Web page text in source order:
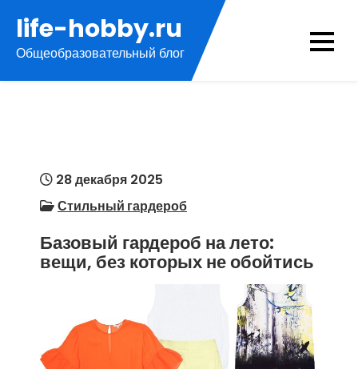
содержимому
life-hobby.ru
Общеобразовательный блог
28 декабря 2025
Стильный гардероб
Базовый гардероб на лето:
вещи, без которых не обойтись